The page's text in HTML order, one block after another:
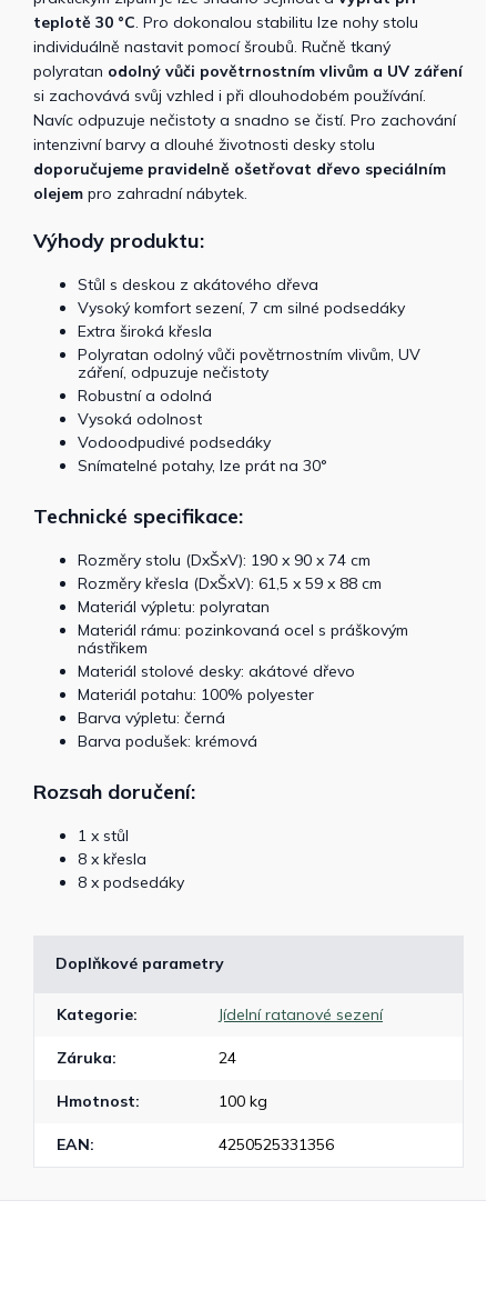
teplotě 30 °C. Pro dokonalou stabilitu lze nohy stolu
individuálně nastavit pomocí šroubů. Ručně tkaný
polyratan odolný vůči povětrnostním vlivům a UV záření
si zachovává svůj vzhled i při dlouhodobém používání.
Navíc odpuzuje nečistoty a snadno se čistí. Pro zachování
intenzivní barvy a dlouhé životnosti desky stolu
doporučujeme pravidelně ošetřovat dřevo speciálním
olejem pro zahradní nábytek.
Výhody produktu:
Stůl s deskou z akátového dřeva
Vysoký komfort sezení, 7 cm silné podsedáky
Extra široká křesla
Polyratan odolný vůči povětrnostním vlivům, UV
záření, odpuzuje nečistoty
Robustní a odolná
Vysoká odolnost
Vodoodpudivé podsedáky
Snímatelné potahy, lze prát na 30°
Technické specifikace:
Rozměry stolu (DxŠxV): 190 x 90 x 74 cm
Rozměry křesla (DxŠxV): 61,5 x 59 x 88 cm
Materiál výpletu: polyratan
Materiál rámu: pozinkovaná ocel s práškovým
nástřikem
Materiál stolové desky: akátové dřevo
Materiál potahu: 100% polyester
Barva výpletu: černá
Barva podušek: krémová
Rozsah doručení:
1 x stůl
8 x křesla
8 x podsedáky
Doplňkové parametry
Kategorie: Jídelní ratanové sezení
Záruka: 24
Hmotnost: 100 kg
EAN: 4250525331356